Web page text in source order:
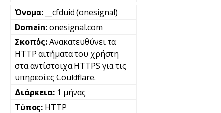
__cfduid (onesignal)
onesignal.com
Ανακατευθύνει τα
HTTP αιτήματα του χρήστη
στα αντίστοιχα HTTPS για τις
υπηρεσίες Couldflare.
1 μήνας
HTTP